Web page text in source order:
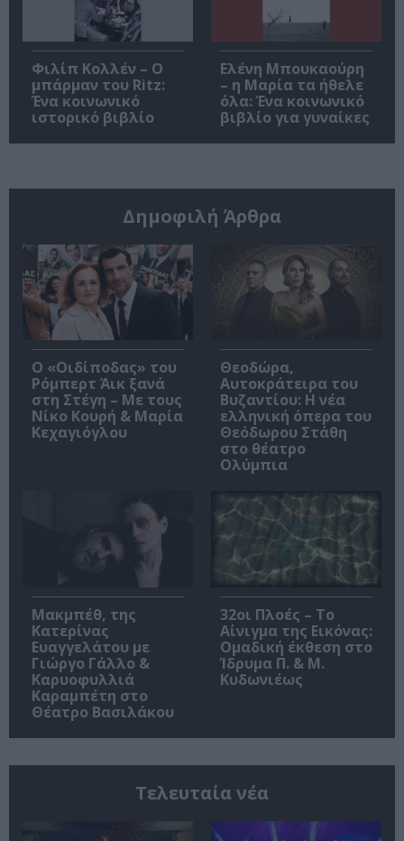
Φιλίπ Κολλέν – Ο
μπάρμαν του Ritz:
Ένα κοινωνικό
ιστορικό βιβλίο
Ελένη Μπουκαούρη
– η Μαρία τα ήθελε
όλα: Ένα κοινωνικό
βιβλίο για γυναίκες
Δημοφιλή Άρθρα
O «Οιδίποδας» του
Ρόμπερτ Άικ ξανά
στη Στέγη – Με τους
Νίκο Κουρή & Μαρία
Κεχαγιόγλου
Θεοδώρα,
Αυτοκράτειρα του
Βυζαντίου: Η νέα
ελληνική όπερα του
Θεόδωρου Στάθη
στο θέατρο
Ολύμπια
Μακμπέθ, της
Κατερίνας
Ευαγγελάτου με
Γιώργο Γάλλο &
Καρυοφυλλιά
Καραμπέτη στο
Θέατρο Βασιλάκου
32οι Πλοές – Το
Αίνιγμα της Εικόνας:
Ομαδική έκθεση στο
Ίδρυμα Π. & Μ.
Κυδωνιέως
Τελευταία νέα